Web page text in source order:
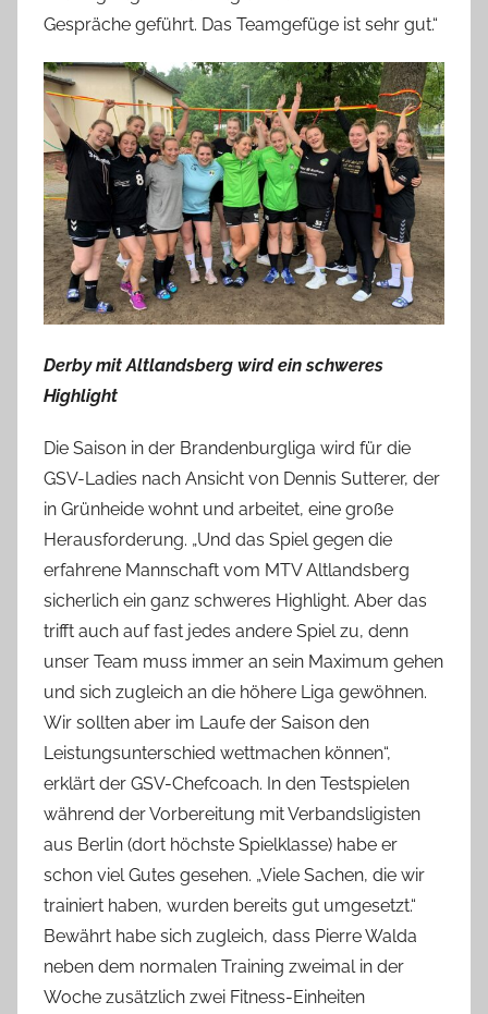
Gespräche geführt. Das Teamgefüge ist sehr gut.“
Derby mit Altlandsberg wird ein schweres
Highlight
Die Saison in der Brandenburgliga wird für die
GSV-Ladies nach Ansicht von Dennis Sutterer, der
in Grünheide wohnt und arbeitet, eine große
Herausforderung. „Und das Spiel gegen die
erfahrene Mannschaft vom MTV Altlandsberg
sicherlich ein ganz schweres Highlight. Aber das
trifft auch auf fast jedes andere Spiel zu, denn
unser Team muss immer an sein Maximum gehen
und sich zugleich an die höhere Liga gewöhnen.
Wir sollten aber im Laufe der Saison den
Leistungsunterschied wettmachen können“,
erklärt der GSV-Chefcoach. In den Testspielen
während der Vorbereitung mit Verbandsligisten
aus Berlin (dort höchste Spielklasse) habe er
schon viel Gutes gesehen. „Viele Sachen, die wir
trainiert haben, wurden bereits gut umgesetzt.“
Bewährt habe sich zugleich, dass Pierre Walda
neben dem normalen Training zweimal in der
Woche zusätzlich zwei Fitness-Einheiten